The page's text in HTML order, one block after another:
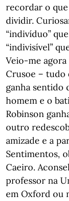
recordar o
dividir.
“indivíduo”
“indivisível”
Veio-me agora
Crusoe – tudo
ganha sentido
homem e o
Robinson
outro
amizade e a
Sentimentos,
Caeiro.
professor na
em Oxford ou